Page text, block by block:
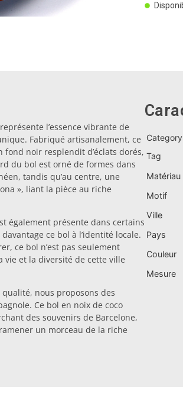
l’essence vibrante de
Fabriqué artisanalement, ce
noir resplendit d’éclats dorés,
du bol est orné de formes dans
tandis qu’au centre, une
», liant la pièce au riche
également présente dans certains
ce bol à l’identité locale.
ce bol n’est pas seulement
et la diversité de cette ville
nous proposons des
Ce bol en noix de coco
des souvenirs de Barcelone,
un morceau de la riche
Category
Tag
Matériau
Motif
Ville
Pays
Couleur
Mesure